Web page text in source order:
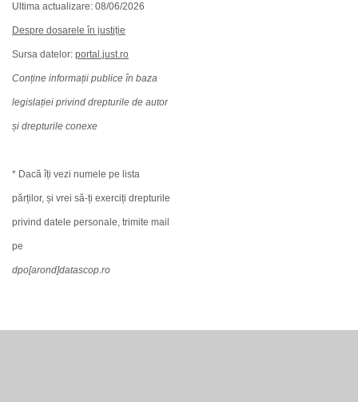
Ultima actualizare: 08/06/2026
Despre dosarele în justiție
Sursa datelor: portal.just.ro
Conține informații publice în baza
legislației privind drepturile de autor
și drepturile conexe
* Dacă îți vezi numele pe lista
părților, și vrei să-ți exerciți drepturile
privind datele personale, trimite mail
pe
dpo[arond]datascop.ro